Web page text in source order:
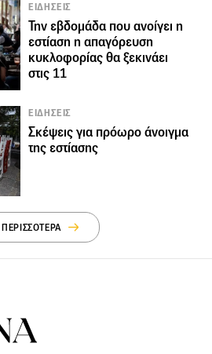
ΕΙΔΗΣΕΙΣ
Την εβδομάδα που ανοίγει η
εστίαση η απαγόρευση
κυκλοφορίας θα ξεκινάει
στις 11
ΕΙΔΗΣΕΙΣ
Σκέψεις για πρόωρο άνοιγμα
της εστίασης
ΠΕΡΙΣΣΟΤΕΡΑ